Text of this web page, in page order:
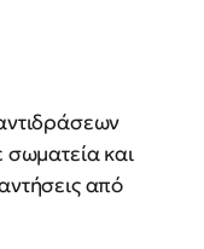
σωματεία και
από